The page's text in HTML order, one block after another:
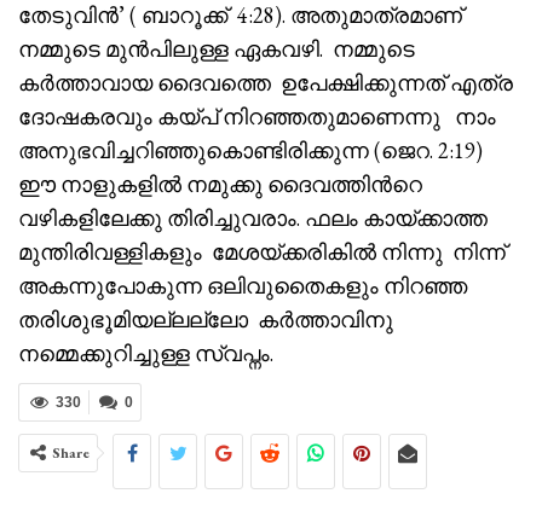
തേടുവിൻ’ ( ബാറൂക്ക് 4:28). അതുമാത്രമാണ്
നമ്മുടെ മുൻപിലുള്ള ഏകവഴി. നമ്മുടെ
കർത്താവായ ദൈവത്തെ ഉപേക്ഷിക്കുന്നത് എത്ര
ദോഷകരവും കയ്പ് നിറഞ്ഞതുമാണെന്നു നാം
അനുഭവിച്ചറിഞ്ഞുകൊണ്ടിരിക്കുന്ന (ജെറ. 2:19)
ഈ നാളുകളിൽ നമുക്കു ദൈവത്തിൻറെ
വഴികളിലേക്കു തിരിച്ചുവരാം. ഫലം കായ്ക്കാത്ത
മുന്തിരിവള്ളികളും മേശയ്ക്കരികിൽ നിന്നു നിന്ന്
അകന്നുപോകുന്ന ഒലിവുതൈകളും നിറഞ്ഞ
തരിശുഭൂമിയല്ലല്ലോ കർത്താവിനു
നമ്മെക്കുറിച്ചുള്ള സ്വപ്നം.
0
330
Share